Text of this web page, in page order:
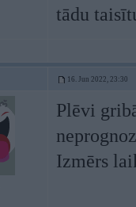
tādu
16. Jun 2022, 23:30
Plēvi
Izmērs